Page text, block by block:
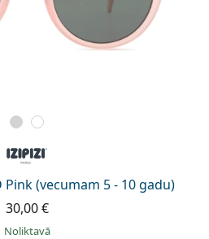
(vecumam 5 - 10 gadu)
30,00 €
Noliktavā